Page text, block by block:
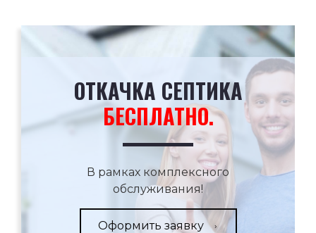
ОТКАЧКА СЕПТИКА
БЕСПЛАТНО.
В рамках комплексного
обслуживания!
Оформить заявку